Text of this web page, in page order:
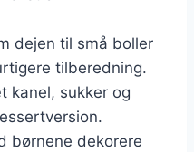
dejen til små boller
tilberedning.
kanel, sukker og
børnene dekorere